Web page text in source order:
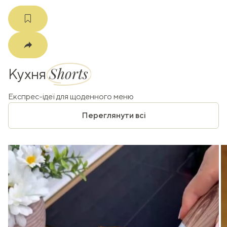
КухняShorts
Експрес-ідеї для щоденного меню
Переглянути всі